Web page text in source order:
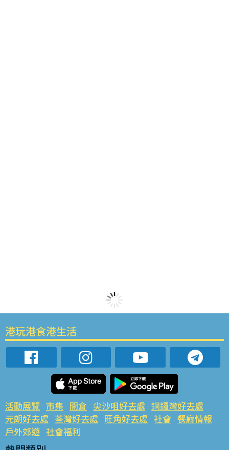
港玩港食港生活
活動展覽 市集 開倉 尖沙咀好去處 銅鑼灣好去處
元朗好去處 荃灣好去處 旺角好去處 社會 餐廳情報
戶外郊遊 社會福利